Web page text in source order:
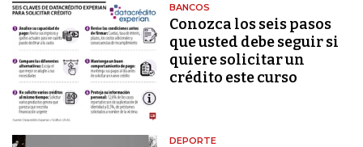
BANCOS
Conozca los seis pasos
que usted debe seguir si
quiere solicitar un
crédito este curso
DEPORTE